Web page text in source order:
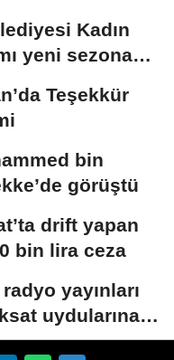
Kadın
yeni sezona
Teşekkür
bin
görüştü
drift yapan
bin lira ceza
yayınları
uydularına